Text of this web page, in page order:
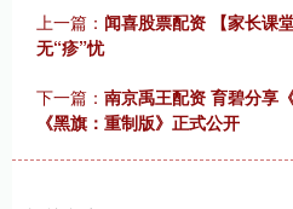
上一篇： 闻喜股票配资 【家长课
无“疹”忧
下一篇： 南京禹王配资 育碧分享
《黑旗：重制版》正式公开